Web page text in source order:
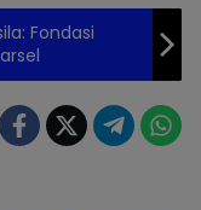
Fondasi